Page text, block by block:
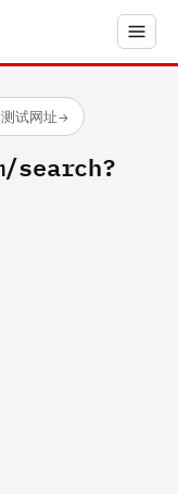
试网址→
search?